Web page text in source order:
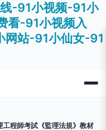
-91小视频-91小
看-91小视频入
网站-91小仙女-91
工程師考試《監理法規》教材